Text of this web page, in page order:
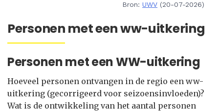
Bron: UWV (20-07-2026)
Personen met een ww-uitkering
Personen met een WW-uitkering
Hoeveel personen ontvangen in de regio een ww-
uitkering (gecorrigeerd voor seizoensinvloeden)?
Wat is de ontwikkeling van het aantal personen